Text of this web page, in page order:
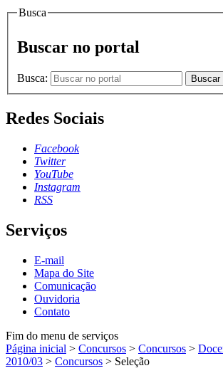
Busca
Buscar no portal
Busca: Buscar
Redes Sociais
Facebook
Twitter
YouTube
Instagram
RSS
Serviços
E-mail
Mapa do Site
Comunicação
Ouvidoria
Contato
Fim do menu de serviços
Página inicial > Concursos > Concursos >
2010/03 > Concursos > Seleção